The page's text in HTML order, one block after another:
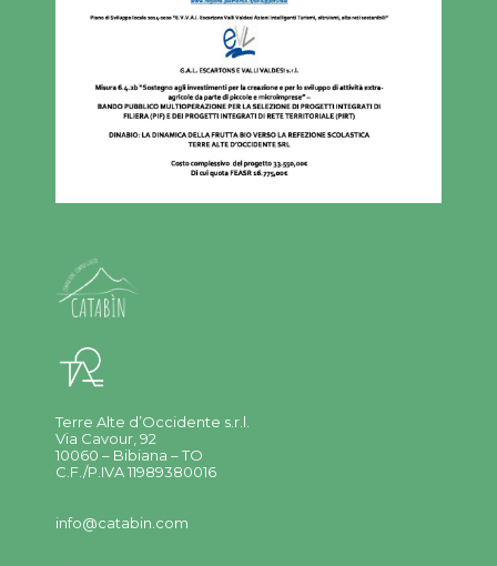
Terre Alte d’Occidente s.r.l.
Via Cavour, 92
10060 – Bibiana – TO
C.F./P.IVA 11989380016
info@catabin.com